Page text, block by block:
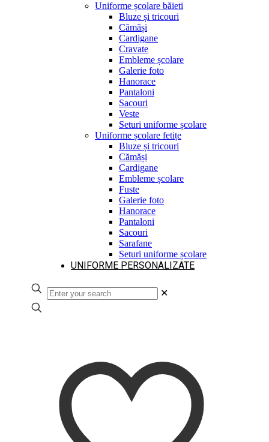
Uniforme școlare băieti
Bluze și tricouri
Cămăși
Cardigane
Cravate
Embleme școlare
Galerie foto
Hanorace
Pantaloni
Sacouri
Veste
Seturi uniforme școlare
Uniforme școlare fetițe
Bluze și tricouri
Cămăși
Cardigane
Embleme școlare
Fuste
Galerie foto
Hanorace
Pantaloni
Sacouri
Sarafane
Seturi uniforme școlare
UNIFORME PERSONALIZATE
✕